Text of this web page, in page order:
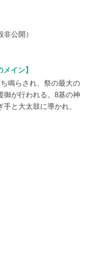
公開）
イン】
鳴らされ、祭の最大の
御が行われる。8基の神
と大太鼓に導かれ、